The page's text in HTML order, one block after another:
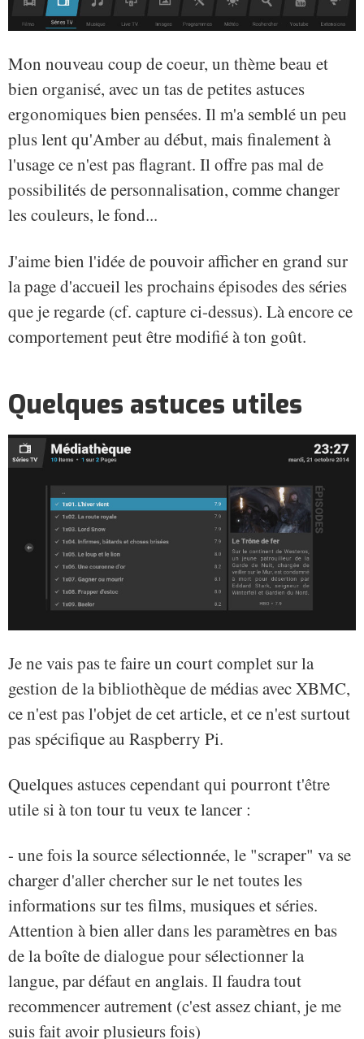
Mon nouveau coup de coeur, un thème beau et
bien organisé, avec un tas de petites astuces
ergonomiques bien pensées. Il m'a semblé un peu
plus lent qu'Amber au début, mais finalement à
l'usage ce n'est pas flagrant. Il offre pas mal de
possibilités de personnalisation, comme changer
les couleurs, le fond...
J'aime bien l'idée de pouvoir afficher en grand sur
la page d'accueil les prochains épisodes des séries
que je regarde (cf. capture ci-dessus). Là encore ce
comportement peut être modifié à ton goût.
Quelques astuces utiles
Je ne vais pas te faire un court complet sur la
gestion de la bibliothèque de médias avec XBMC,
ce n'est pas l'objet de cet article, et ce n'est surtout
pas spécifique au Raspberry Pi.
Quelques astuces cependant qui pourront t'être
utile si à ton tour tu veux te lancer :
- une fois la source sélectionnée, le "scraper" va se
charger d'aller chercher sur le net toutes les
informations sur tes films, musiques et séries.
Attention à bien aller dans les paramètres en bas
de la boîte de dialogue pour sélectionner la
langue, par défaut en anglais. Il faudra tout
recommencer autrement (c'est assez chiant, je me
suis fait avoir plusieurs fois)